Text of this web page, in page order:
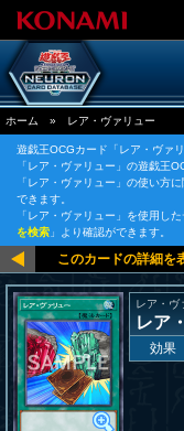
ホーム » レア・ヴァリュー
遊戯王OCGカード「レア・ヴァ
「レア・ヴァリュー」の遊戯王
「レア・ヴァリュー」の使い方
できます。
「レア・ヴァリュー」を使用し
を検索 」より確認ができます。
レア・ヴ
レア
効果